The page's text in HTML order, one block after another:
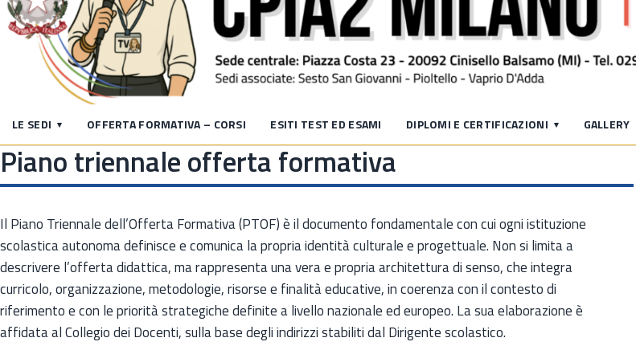
LE SEDI OFFERTA FORMATIVA – CORSI ESITI TEST ED ESAMI DIPLOMI E CERTIFICAZIONI GALLERY
Piano triennale offerta formativa
Il Piano Triennale dell’Offerta Formativa (PTOF) è il documento fondamentale con cui ogni istituzione
scolastica autonoma definisce e comunica la propria identità culturale e progettuale. Non si limita a
descrivere l’offerta didattica, ma rappresenta una vera e propria architettura di senso, che integra
curricolo, organizzazione, metodologie, risorse e finalità educative, in coerenza con il contesto di
riferimento e con le priorità strategiche definite a livello nazionale ed europeo. La sua elaborazione è
affidata al Collegio dei Docenti, sulla base degli indirizzi stabiliti dal Dirigente scolastico.